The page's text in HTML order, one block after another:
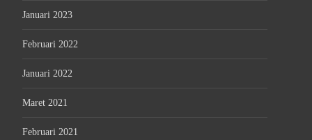
Januari 2023
Februari 2022
Januari 2022
Maret 2021
Februari 2021